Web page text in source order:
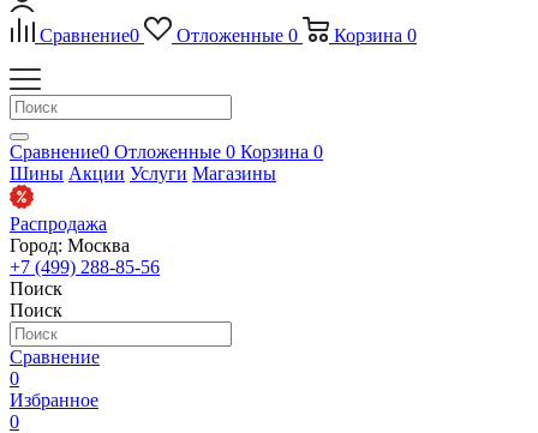
Сравнение0 Отложенные 0 Корзина 0
Сравнение0 Отложенные 0 Корзина 0
Шины Акции Услуги Магазины
Распродажа
Город: Москва
+7 (499) 288-85-56
Поиск
Поиск
Сравнение
0
Избранное
0